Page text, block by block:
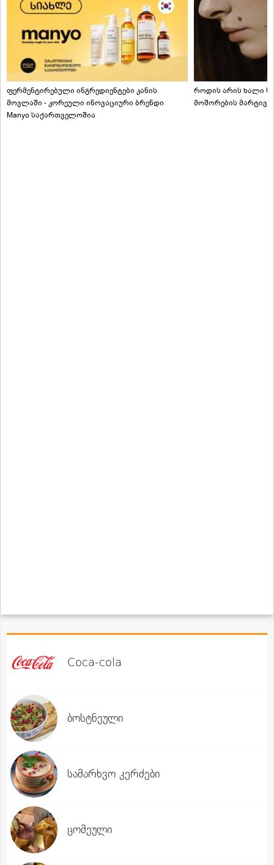
ფერმენტირებული ინგრედიენტები კანის
მოვლაში - კორეული ინოვაციური ბრენდი
Manyo საქართველოშია
როდის არის ხალი
მოშორების
Coca-cola
ბოსტნეული
სამარხვო კერძები
ცომეული